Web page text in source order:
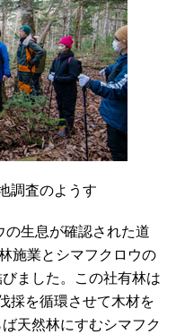
調査のようす
の生息が確認された道
施業とシマフクロウの
ました。この社有林は
採を循環させて木材を
天然林にすむシマフク